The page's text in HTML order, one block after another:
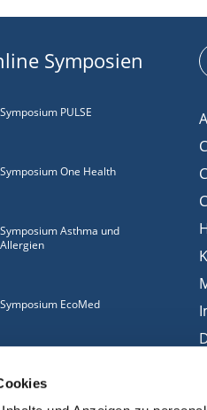
Symposien
Symposium PULSE
Symposium One Health
Symposium Asthma und
Allergien
Symposium EcoMed
ADIPOSITAS